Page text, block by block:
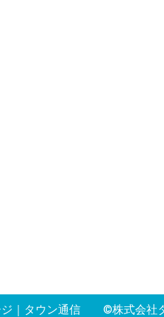
｜ タウン通信©株式会社タウ